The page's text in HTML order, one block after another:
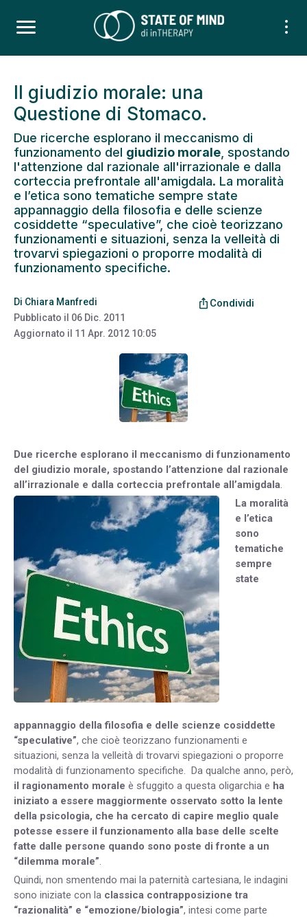
Il giudizio morale: una
Questione di Stomaco.
Due ricerche esplorano il meccanismo di
funzionamento del giudizio morale , spostando
l'attenzione dal razionale all'irrazionale e dalla
corteccia prefrontale all'amigdala. La moralità
e l’etica sono tematiche sempre state
appannaggio della filosofia e delle scienze
cosiddette “speculative”, che cioè teorizzano
funzionamenti e situazioni, senza la velleità di
trovarvi spiegazioni o proporre modalità di
funzionamento specifiche.
Di Chiara Manfredi
Pubblicato il 06 Dic. 2011
Aggiornato il 11 Apr. 2012 10:05
ios_share Condividi
Due ricerche esplorano il meccanismo di funzionamento
del giudizio morale, spostando l’attenzione dal razionale
all’irrazionale e dalla corteccia prefrontale all’amigdala.
La moralità
e l’etica
sono
tematiche
sempre
state
appannaggio della filosofia e delle scienze cosiddette
“speculative”, che cioè teorizzano funzionamenti e
situazioni, senza la velleità di trovarvi spiegazioni o proporre
modalità di funzionamento specifiche. Da qualche anno, però,
il ragionamento morale è sfuggito a questa oligarchia e ha
iniziato a essere maggiormente osservato sotto la lente
della psicologia, che ha cercato di capire meglio quale
potesse essere il funzionamento alla base delle scelte
fatte dalle persone quando sono poste di fronte a un
“dilemma morale”.
Quindi, non smentendo mai la paternità cartesiana, le indagini
sono iniziate con la classica contrapposizione tra
“razionalità” e “emozione/biologia”, intesi come parte